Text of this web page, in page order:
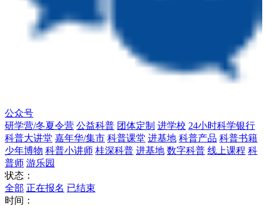
公众号
研学营/冬夏令营 公益科普 团体定制 进学校 24小时科学银行
科普大讲堂 嘉年华/集市 科普课堂 进基地 科普产品 科普书籍
少年博物 科普小讲师 桂深科普 进基地 数字科普 线上课程 科
普师 游乐园
状态：
全部 正在报名 已结束
时间：